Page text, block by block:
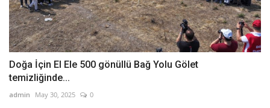
Doğa İçin El Ele 500 gönüllü Bağ Yolu Gölet
temizliğinde...
admin May 30, 2025 0